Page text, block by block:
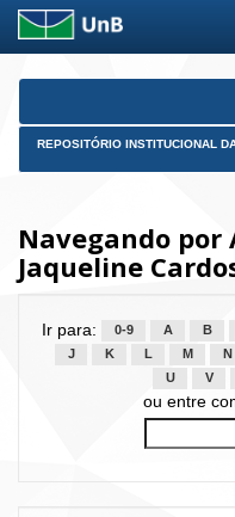
Skip
REPOSITÓRIO INSTITUCIONAL
Navegando por
Jaqueline
Ir para: 0-9 A B
J
K L M N
U
V
ou entre